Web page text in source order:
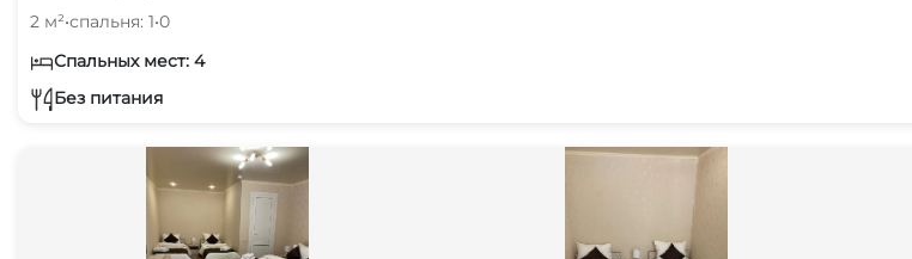
2 м²•спальня: 1•0
Спальных мест: 4
Без питания